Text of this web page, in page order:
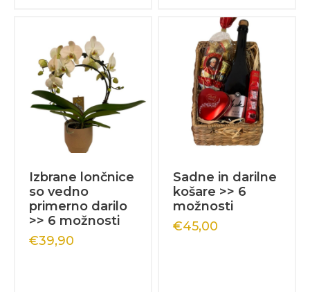
Izbrane lončnice
so vedno
primerno darilo
>> 6 možnosti
€39,90
Sadne in darilne
košare >> 6
možnosti
€45,00